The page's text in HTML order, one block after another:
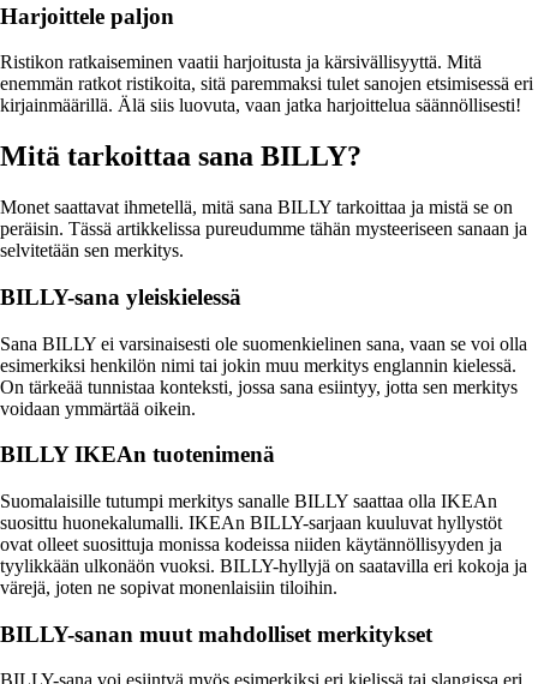
Harjoittele paljon
Ristikon ratkaiseminen vaatii harjoitusta ja kärsivällisyyttä. Mitä
enemmän ratkot ristikoita, sitä paremmaksi tulet sanojen etsimisessä eri
kirjainmäärillä. Älä siis luovuta, vaan jatka harjoittelua säännöllisesti!
Mitä tarkoittaa sana BILLY?
Monet saattavat ihmetellä, mitä sana BILLY tarkoittaa ja mistä se on
peräisin. Tässä artikkelissa pureudumme tähän mysteeriseen sanaan ja
selvitetään sen merkitys.
BILLY-sana yleiskielessä
Sana BILLY ei varsinaisesti ole suomenkielinen sana, vaan se voi olla
esimerkiksi henkilön nimi tai jokin muu merkitys englannin kielessä.
On tärkeää tunnistaa konteksti, jossa sana esiintyy, jotta sen merkitys
voidaan ymmärtää oikein.
BILLY IKEAn tuotenimenä
Suomalaisille tutumpi merkitys sanalle BILLY saattaa olla IKEAn
suosittu huonekalumalli. IKEAn BILLY-sarjaan kuuluvat hyllystöt
ovat olleet suosittuja monissa kodeissa niiden käytännöllisyyden ja
tyylikkään ulkonäön vuoksi. BILLY-hyllyjä on saatavilla eri kokoja ja
värejä, joten ne sopivat monenlaisiin tiloihin.
BILLY-sanan muut mahdolliset merkitykset